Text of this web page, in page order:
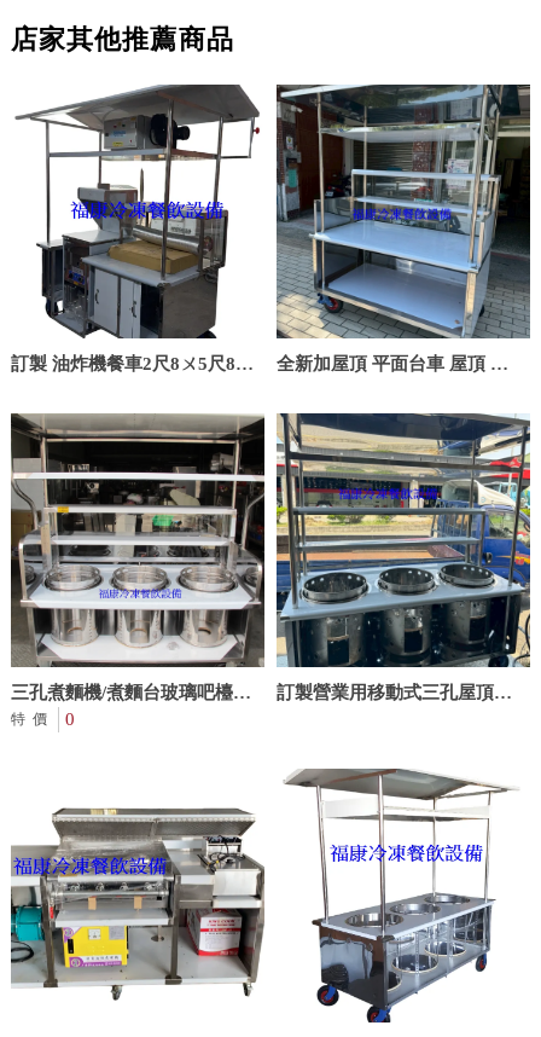
店家其他推薦商品
訂製 油炸機餐車2尺8ㄨ5尺8煞
抽風馬達/玻璃罩
全新加屋頂 平面台車 屋頂 車
三孔煮麵機/煮麵台玻璃吧檯
+屋頂+防風網架高 +左右隔板
特價 0
訂製營業用移動式三孔屋頂玻
麵機